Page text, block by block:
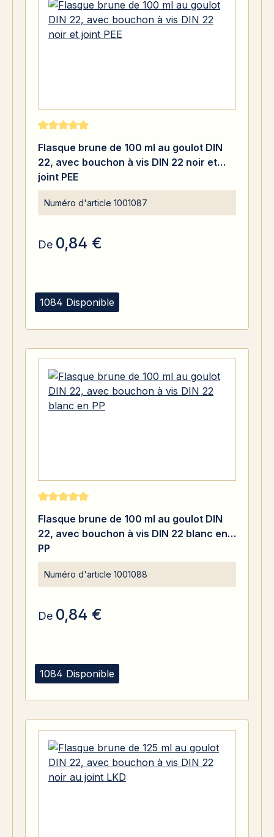
1084 Disponible
Flasque brune de 100 ml au goulot DIN
22, avec bouchon à vis DIN 22 noir et
joint PEE
Numéro d'article 1001087
De 0,84 €
1084 Disponible
Flasque brune de 100 ml au goulot DIN
22, avec bouchon à vis DIN 22 blanc en
PP
Numéro d'article 1001088
De 0,84 €